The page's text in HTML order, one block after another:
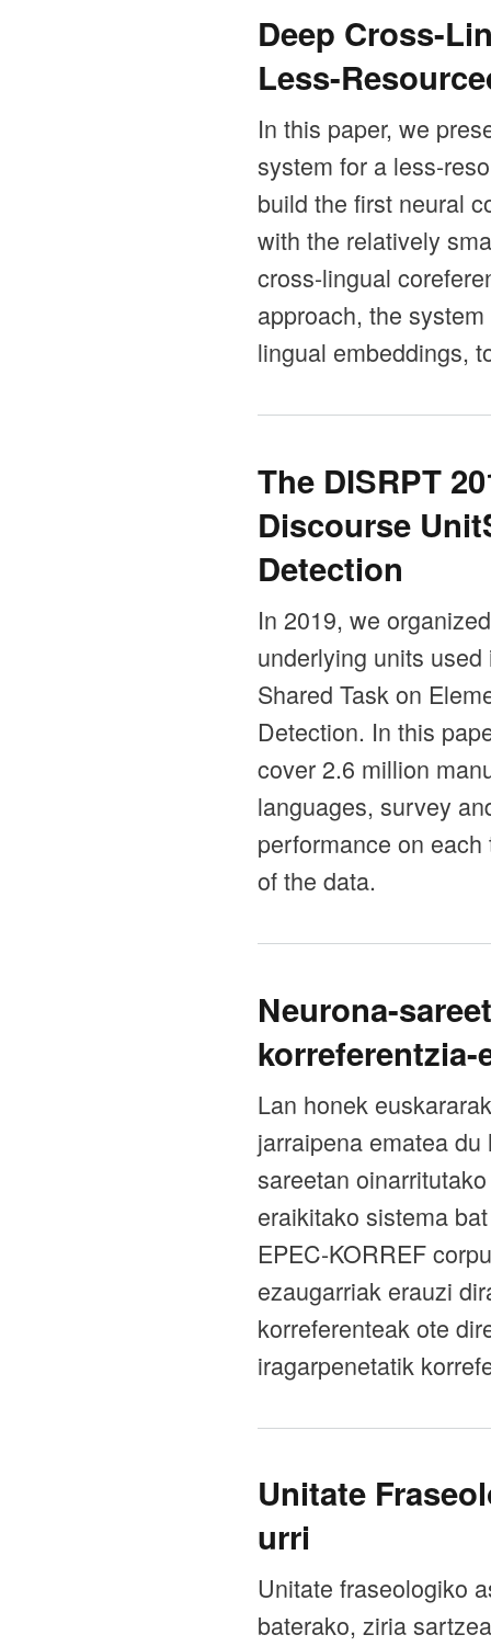
Deep Cross-
Less-
In this paper, we
system for a less-
build the first neural
with the relatively
cross-lingual
approach, the
lingual embeddings,
The DISRPT
Discourse
Detection
In 2019, we
underlying units
Shared Task on
Detection. In this
cover 2.6 million
languages, survey
performance on
of the data.
Neurona-
korreferentzia-
Lan honek
jarraipena ematea
sareetan
eraikitako sistema
EPEC-KORREF
ezaugarriak erauzi
korreferenteak ote
iragarpenetatik
Unitate
urri
Unitate fraseologiko
baterako, ziria